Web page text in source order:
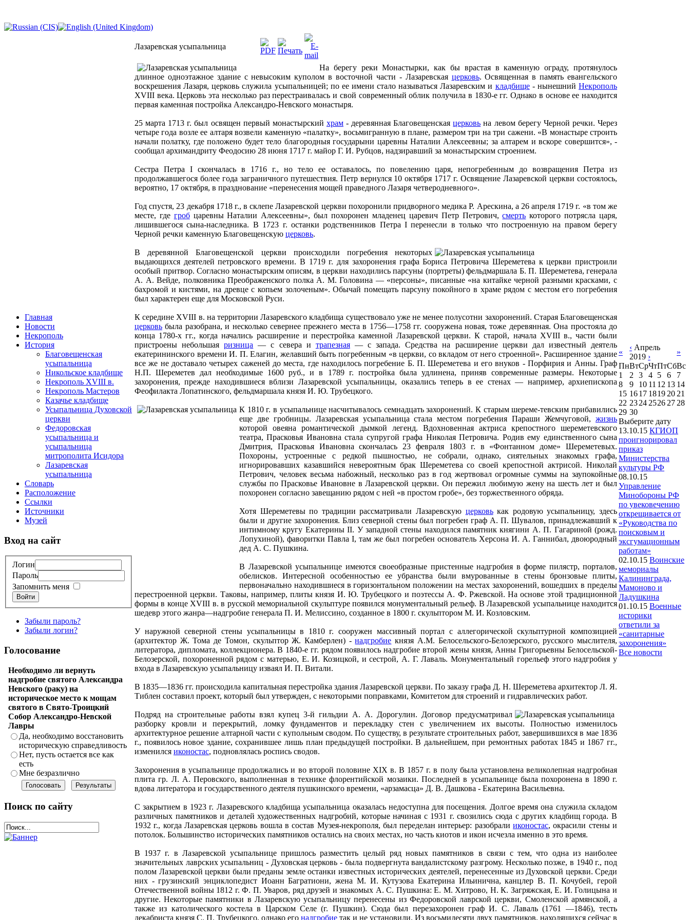
Главная
Новости
Некрополь
История
Благовещенская
усыпальница
Никольское кладбище
Некрополь XVIII в.
Некрополь Мастеров
Казачье кладбище
Усыпальница Духовской
церкви
Федоровская
усыпальница и
усыпальница
митрополита Исидора
Лазаревская
усыпальница
Словарь
Расположение
Ссылки
Источники
Музей
Вход на сайт
Логин
Пароль
Запомнить меня
Войти
Забыли пароль?
Забыли логин?
Голосование
Необходимо ли вернуть
надгробие святого Александра
Невского (раку) на
историческое место к мощам
святого в Свято-Троицкий
Собор Александро-Невской
Лавры
Да, необходимо восстановить
историческую справедливость
Нет, пусть остается все как
есть
Мне безразлично
Поиск по сайту
Лазаревская усыпальница
На берегу реки Монастырки, как бы врастая в каменную ограду, протянулось
длинное одноэтажное здание с невысоким куполом в восточной части - Лазаревская церковь. Освященная в память евангельского
воскрешения Лазаря, церковь служила усыпальницей; по ее имени стало называться Лазаревским и кладбище- нынешнийНекрополь
XVIII века. Церковь эта несколько раз перестраивалась и свой современный облик получила в 1830-е гг. Однако в основе ее находится
первая каменная постройка Александро-Невского монастыря.
25 марта 1713 г. был освящен первый монастырский храм- деревянная Благовещенскаяцерковь на левом берегу Черной речки. Через
четыре года возле ее алтаря возвели каменную «палатку», восьмигранную в плане, размером три на три сажени. «В монастыре строить
начали полатку, где положено будет тело благородныя государыни царевны Наталии Алексеевны; за алтарем и вскоре совершится», -
сообщал архимандриту Феодосию 28 июня 1717 г. майор Г. И. Рубцов, надзиравший за монастырским строением.
Сестра Петра I скончалась в 1716 г., но тело ее оставалось, по повелению царя, непогребенным до возвращения Петра из
продолжавшегося более года заграничного путешествия. Петр вернулся 10 октября 1717 г. Освящение Лазаревской церкви состоялось,
вероятно, 17 октября, в празднование «перенесения мощей праведного Лазаря четверодневного».
Год спустя, 23 декабря 1718 г., в склепе Лазаревской церкви похоронили придворного медика Р. Арескина, а 26 апреля 1719 г. «в том же
месте, где гробцаревны Наталии Алексеевны», был похоронен младенец царевич Петр Петрович,смерть которого потрясла царя,
лишившегося сына-наследника. В 1723 г. останки родственников Петра I перенесли в только что построенную на правом берегу
Черной речки каменную Благовещенскую церковь.
В деревянной Благовещенской церкви происходили погребения некоторых
выдающихся деятелей петровского времени. В 1719 г. для захоронения графа Бориса Петровича Шереметева к церкви пристроили
особый притвор. Согласно монастырским описям, в церкви находились парсуны (портреты) фельдмаршала Б. П. Шереметева, генерала
А. А. Вейде, полковника Преображенского полка А. М. Головина — «персоны», писанные «на китайке черной разными красками, с
бахромой и кистями, на древце с копьем золоченым». Обычай помещать парсуну покойного в храме рядом с местом его погребения
был характерен еще для Московской Руси.
К середине XVIII в. на территории Лазаревского кладбища существовало уже не менее полусотни захоронений. Старая Благовещенская
церковь была разобрана, и несколько севернее прежнего места в 1756—1758 гг. сооружена новая, тоже деревянная. Она простояла до
конца 1780-х гг., когда начались расширение и перестройка каменной Лазаревской церкви. К старой, начала XVIII в., части были
пристроены небольшаяризница — с севера и трапезная— с запада. Средства на расширение церкви дал известный деятель
екатерининского времени И. П. Елагин, желавший быть погребенным «в церкви, со вкладом от него строенной». Расширенное здание
все же не доставало четырех саженей до места, где находилось погребение Б. П. Шереметева и его внуков - Порфирия и Анны. Граф
Н.П. Шереметев дал необходимые 1600 руб., и в 1789 г. постройка была удлинена, приняв современные размеры. Некоторые
захоронения, прежде находившиеся вблизи Лазаревской усыпальницы, оказались теперь в ее стенах — например, архиепископа
Феофилакта Лопатинского, фельдмаршала князя И. Ю. Трубецкого.
К 1810 г. в усыпальнице насчитывалось семнадцать захоронений. К старым шереме-тевским прибавились
еще две гробницы. Лазаревская усыпальница стала местом погребения Параши Жемчуговой, жизнь
которой овеяна романтической дымкой легенд. Вдохновенная актриса крепостного шереметевского
театра, Прасковья Ивановна стала супругой графа Николая Петровича. Родив ему единственного сына
Дмитрия, Прасковья Ивановна скончалась 23 февраля 1803 г. в «Фонтанном доме» Шереметевых.
Похороны, устроенные с редкой пышностью, не собрали, однако, сиятельных знакомых графа,
игнорировавших казавшийся невероятным брак Шереметева со своей крепостной актрисой. Николай
Петрович, человек весьма набожный, несколько раз в год жертвовал огромные суммы на заупокойные
службы по Прасковье Ивановне в Лазаревской церкви. Он пережил любимую жену на шесть лет и был
похоронен согласно завещанию рядом с ней «в простом гробе», без торжественного обряда.
Хотя Шереметевы по традиции рассматривали Лазаревскую церковькак родовую усыпальницу, здесь
были и другие захоронения. Близ северной стены был погребен граф А. П. Шувалов, принадлежавший к
интимному кругу Екатерины II. У западной стены находился памятник княгини А. П. Гагариной (рожд.
Лопухиной), фаворитки Павла I, там же был погребен основатель Херсона И. А. Ганнибал, двоюродный
дед А. С. Пушкина.
В Лазаревской усыпальнице имеются своеобразные пристенные надгробия в форме пилястр, порталов,
обелисков. Интересной особенностью ее убранства были вмурованные в стены бронзовые плиты,
первоначально находившиеся в горизонтальном положении на местах захоронений, вошедших в пределы
перестроенной церкви. Таковы, например, плиты князя И. Ю. Трубецкого и поэтессы А. Ф. Ржевской. На основе этой традиционной
формы в конце XVIII в. в русской мемориальной скульптуре появился монументальный рельеф. В Лазаревской усыпальнице находится
шедевр этого жанра—надгробие генерала П. И. Мелиссино, созданное в 1800 г. скульптором М. И. Козловским.
У наружной северной стены усыпальницы в 1810 г. сооружен массивный портал с аллегорической скульптурной композицией
(архитектор Ж. Тома де Томон, скульптор Ж. Камберлен) -надгробие князя А.М. Белосельского-Белозерского, русского мыслителя,
литератора, дипломата, коллекционера. В 1840-е гг. рядом появилось надгробие второй жены князя, Анны Григорьевны Белосельской-
Белозерской, похороненной рядом с матерью, Е. И. Козицкой, и сестрой, А. Г. Лаваль. Монументальный горельеф этого надгробия у
входа в Лазаревскую усыпальницу изваял И. П. Витали.
В 1835—1836 гг. происходила капитальная перестройка здания Лазаревской церкви. По заказу графа Д. Н. Шереметева архитектор Л. Я.
Тиблен составил проект, который был утвержден, с некоторыми поправками, Комитетом для строений и гидравлических работ.
Подряд на строительные работы взял купец 3-й гильдии А. А. Дорогулин. Договор предусматривал
разборку кровли и перекрытий, ломку фундаментов и перекладку стен с увеличением их высоты. Полностью изменилось
архитектурное решение алтарной части с купольным сводом. По существу, в результате строительных работ, завершившихся в мае 1836
г., появилось новое здание, сохранившее лишь план предыдущей постройки. В дальнейшем, при ремонтных работах 1845 и 1867 гг.,
изменился иконостас, подновлялась роспись сводов.
Захоронения в усыпальнице продолжались и во второй половине XIX в. В 1857 г. в полу была установлена великолепная надгробная
плита гр. Л. А. Перовского, выполненная в технике флорентийской мозаики. Последней в усыпальнице была похоронена в 1890 г.
вдова литератора и государственного деятеля пушкинского времени, «арзамасца» Д. В. Дашкова - Екатерина Васильевна.
С закрытием в 1923 г. Лазаревского кладбища усыпальница оказалась недоступна для посещения. Долгое время она служила складом
различных памятников и деталей художественных надгробий, которые начиная с 1931 г. свозились сюда с других кладбищ города. В
1932 г., когда Лазаревская церковь вошла в состав Музея-некрополя, был переделан интерьер: разобралииконостас, окрасили стены и
потолок. Большинство исторических памятников остались на своих местах, но часть киотов и икон исчезла именно в это время.
В 1937 г. в Лазаревской усыпальнице пришлось разместить целый ряд новых памятников в связи с тем, что одна из наиболее
значительных лаврских усыпальниц - Духовская церковь - была подвергнута вандалистскому разгрому. Несколько позже, в 1940 г., под
полом Лазаревской церкви были преданы земле останки известных исторических деятелей, перенесенные из Духовской церкви. Среди
них - грузинский энциклопедист Иоанн Багратиони, жена М. И. Кутузова Екатерина Ильинична, канцлер В. П. Кочубей, герой
Отечественной войны 1812 г. Ф. П. Уваров, ряд друзей и знакомых А. С. Пушкина: Е. М. Хитрово, Н. К. Загряжская, Е. И. Голицына и
другие. Некоторые памятники в Лазаревскую усыпальницу перенесены из Федоровской лаврской церкви, Смоленской армянской, а
также из католического костела в Царском Селе (г. Пушкин). Сюда был перезахоронен граф И. С. Лаваль (1761 —1846), тесть
декабриста князя С. П. Трубецкого, однако его надгробие так и не установили. Из восьмидесяти двух памятников, находящихся сейчас в
«
‹ Апрель
2019 ›
»
ПнВтСрЧтПтСбВс
1
2 3 4 5 6
7
8
9 10 11 12 13 14
15 1617 1819 20 21
22 2324 2526 27 28
29 30
Выберите дату
13.10.15 КГИОП
проигнорировал
приказ
Министерства
культуры РФ
08.10.15
Управление
Минобороны РФ
по увековечению
открещивается от
«Руководства по
поисковым и
эксгумационным
работам»
02.10.15 Воинские
мемориалы
Калининграда,
Мамоново и
Ладушкина
01.10.15 Военные
историки
ответили за
«санитарные
захоронения»
Все новости